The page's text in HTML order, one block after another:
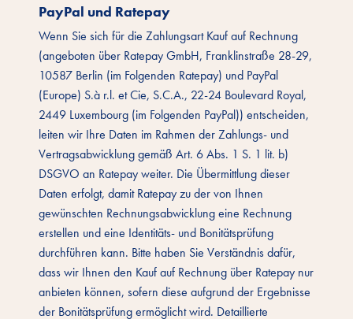
PayPal und Ratepay
Wenn Sie sich für die Zahlungsart Kauf auf Rechnung
(angeboten über Ratepay GmbH, Franklinstraße 28-29,
10587 Berlin (im Folgenden Ratepay) und PayPal
(Europe) S.à r.l. et Cie, S.C.A., 22-24 Boulevard Royal,
2449 Luxembourg (im Folgenden PayPal)) entscheiden,
leiten wir Ihre Daten im Rahmen der Zahlungs- und
Vertragsabwicklung gemäß Art. 6 Abs. 1 S. 1 lit. b)
DSGVO an Ratepay weiter. Die Übermittlung dieser
Daten erfolgt, damit Ratepay zu der von Ihnen
gewünschten Rechnungsabwicklung eine Rechnung
erstellen und eine Identitäts- und Bonitätsprüfung
durchführen kann. Bitte haben Sie Verständnis dafür,
dass wir Ihnen den Kauf auf Rechnung über Ratepay nur
anbieten können, sofern diese aufgrund der Ergebnisse
der Bonitätsprüfung ermöglicht wird. Detaillierte